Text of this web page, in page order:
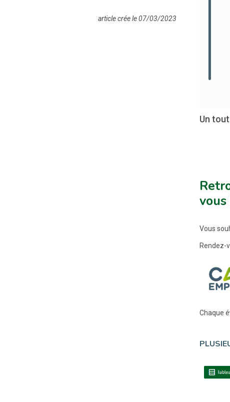
Un
vous
Vous
Rendez-
Chaque
article crée le 07/03/2023